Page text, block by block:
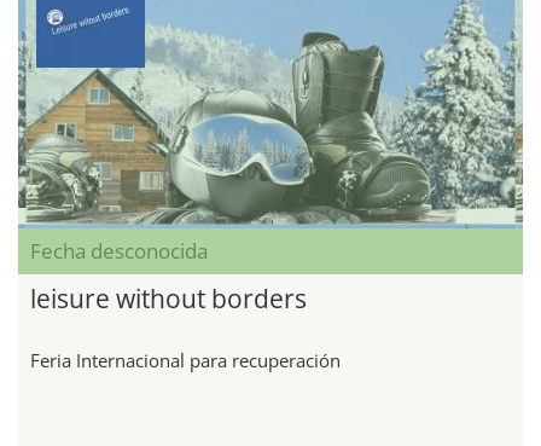
Fecha desconocida
leisure without borders
Feria Internacional para recuperación